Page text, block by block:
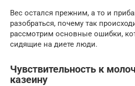
Вес остался прежним, а то и
разобраться, почему так
рассмотрим основные ошибки,
сидящие на диете люди.
Чувствительность к
казеину